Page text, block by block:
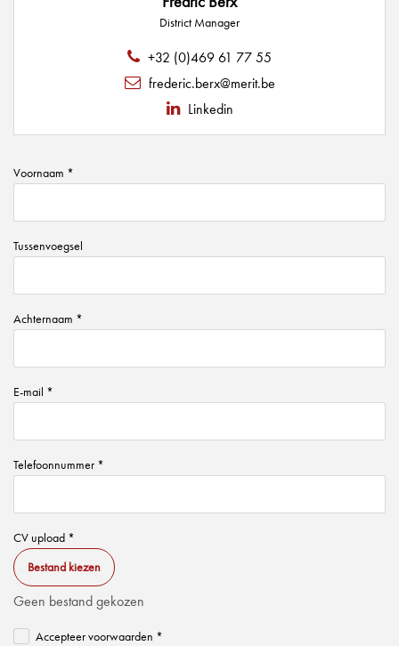
District Manager
+32 (0)469 61 77 55
frederic.berx@merit.be
Linkedin
Voornaam *
Tussenvoegsel
Achternaam *
E-mail *
Telefoonnummer *
CV upload *
Bestand kiezen
Geen bestand gekozen
Accepteer voorwaarden *